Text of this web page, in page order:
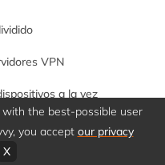
VPN
a la vez
de IP/DNS
sin preguntas
the best-possible user
you accept our privacy
X